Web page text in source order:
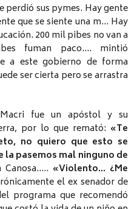
perdió sus pymes. Hay gente
que se siente una m… Hay
200 mil pibes no van a
fuman paco…. mintió
a este gobierno de forma
ser cierta pero se arrastra
Macri fue un apóstol y su
por lo que remató: «Te
no quiero que esto se
pasemos mal ninguno de
«Violento… ¿Me
el ex senador de
programa que recomendó